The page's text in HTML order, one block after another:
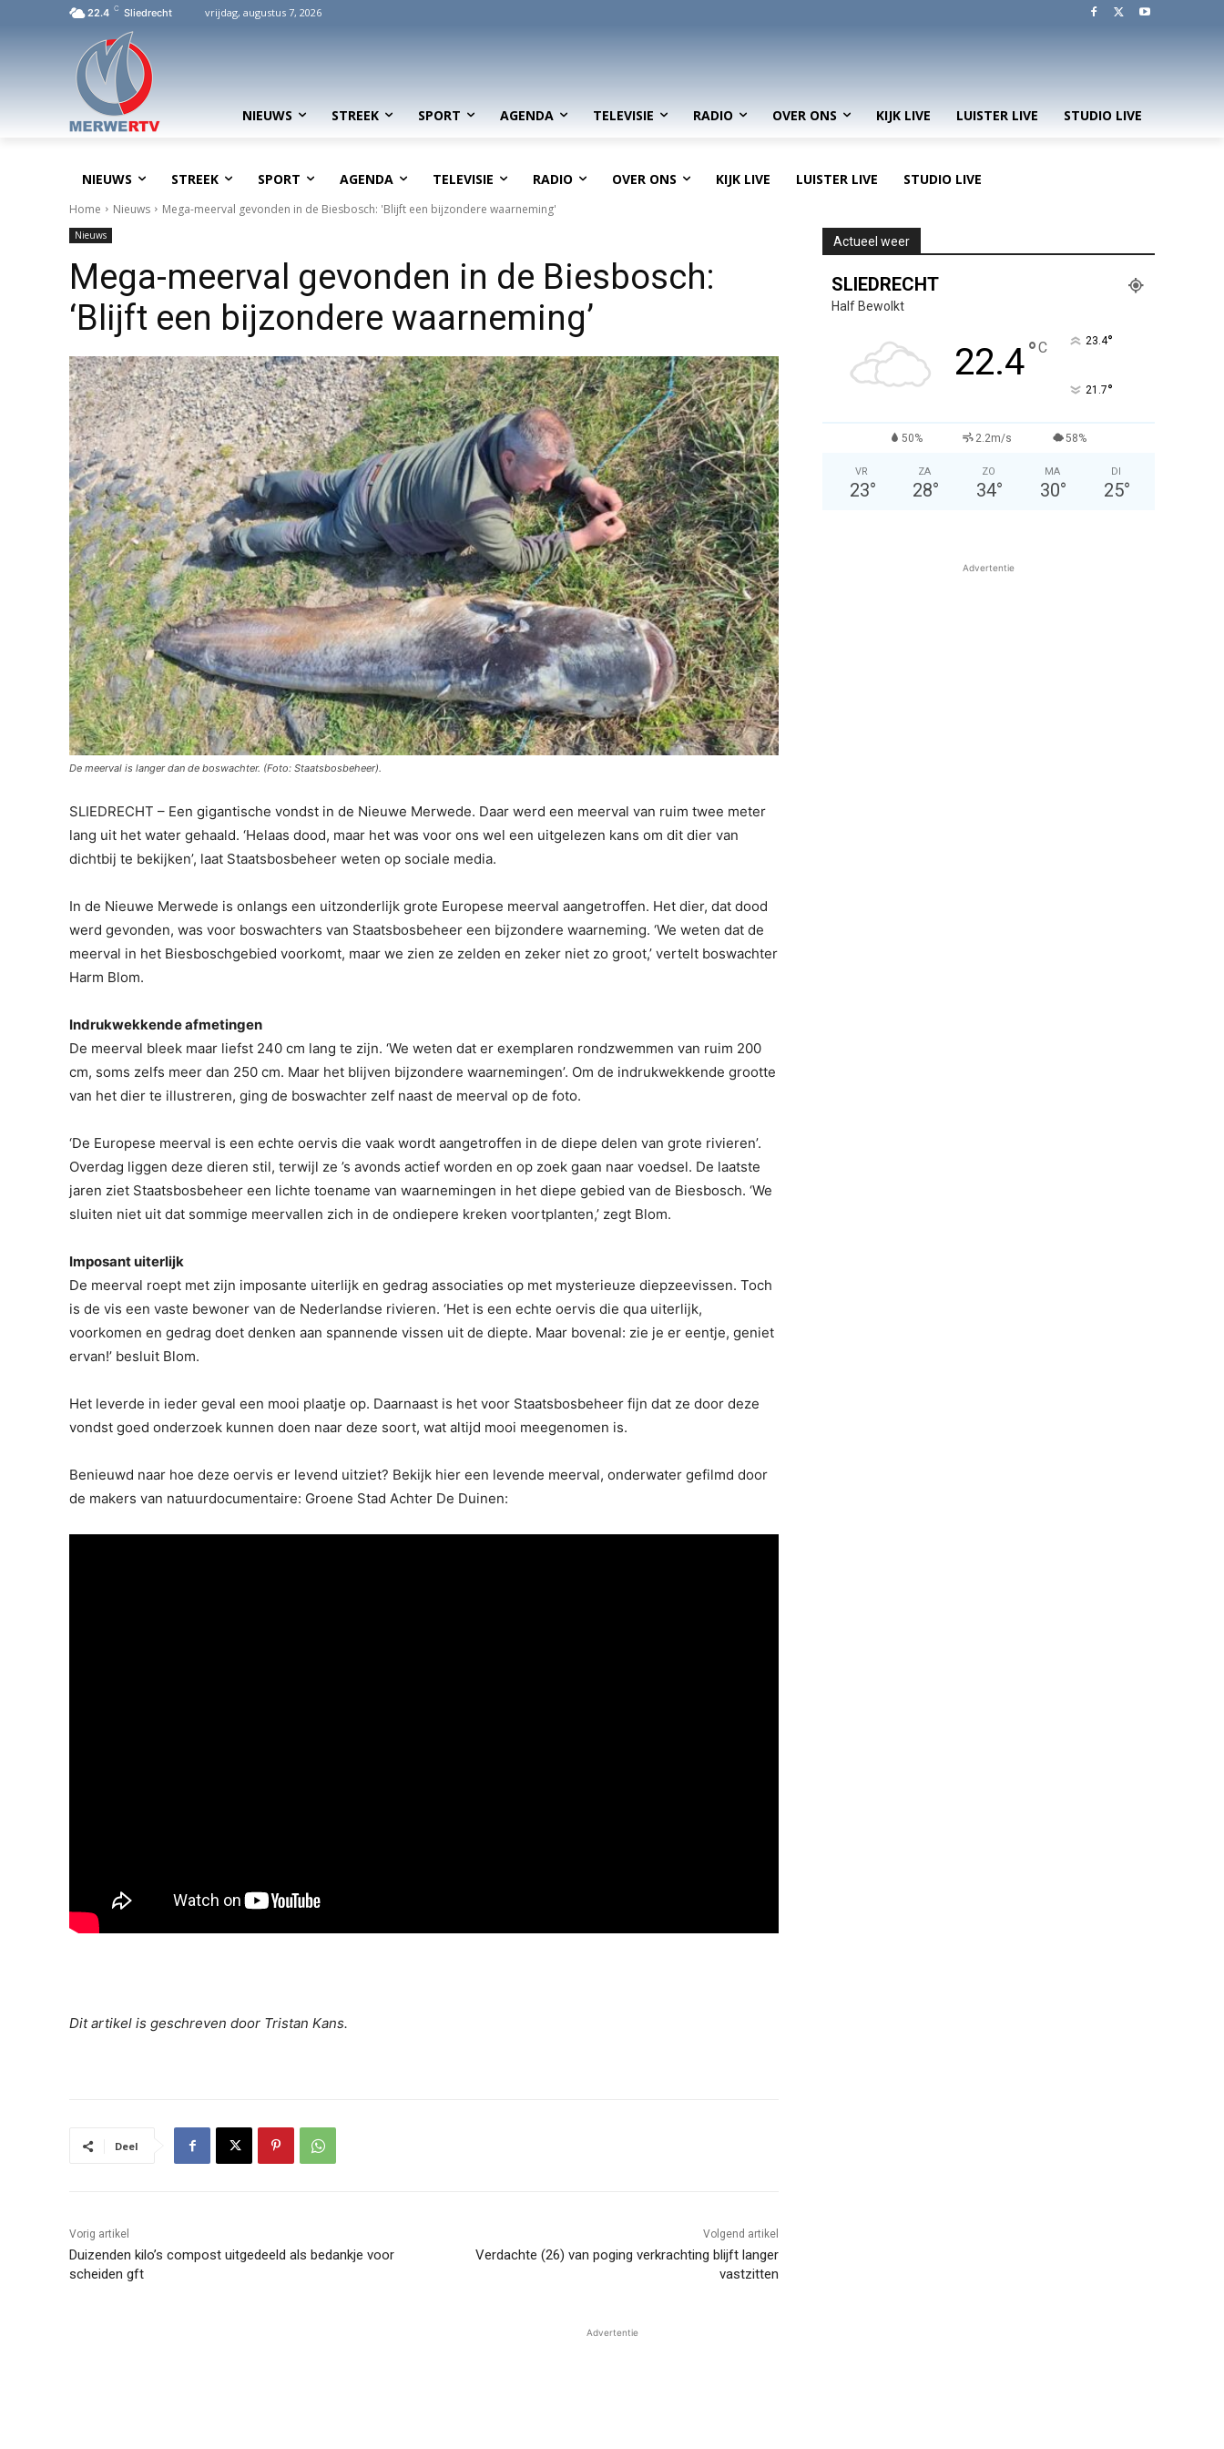
22.4 C Sliedrecht vrijdag, augustus 7, 2026
NIEUWS STREEK SPORT AGENDA TELEVISIE RADIO OVER ONS KIJK LIVE LUISTER LIVE STUDIO LIVE
NIEUWS STREEK SPORT AGENDA TELEVISIE RADIO OVER ONS KIJK LIVE LUISTER LIVE STUDIO LIVE
Home Nieuws Mega-meerval gevonden in de Biesbosch: 'Blijft een bijzondere waarneming'
Nieuws
Mega-meerval gevonden in de Biesbosch:
‘Blijft een bijzondere waarneming’
De meerval is langer dan de boswachter. (Foto: Staatsbosbeheer).
SLIEDRECHT – Een gigantische vondst in de Nieuwe Merwede. Daar werd een meerval van ruim twee meter
lang uit het water gehaald. ‘Helaas dood, maar het was voor ons wel een uitgelezen kans om dit dier van
dichtbij te bekijken’, laat Staatsbosbeheer weten op sociale media.
In de Nieuwe Merwede is onlangs een uitzonderlijk grote Europese meerval aangetroffen. Het dier, dat dood
werd gevonden, was voor boswachters van Staatsbosbeheer een bijzondere waarneming. ‘We weten dat de
meerval in het Biesboschgebied voorkomt, maar we zien ze zelden en zeker niet zo groot,’ vertelt boswachter
Harm Blom.
Indrukwekkende afmetingen
De meerval bleek maar liefst 240 cm lang te zijn. ‘We weten dat er exemplaren rondzwemmen van ruim 200
cm, soms zelfs meer dan 250 cm. Maar het blijven bijzondere waarnemingen’. Om de indrukwekkende grootte
van het dier te illustreren, ging de boswachter zelf naast de meerval op de foto.
‘De Europese meerval is een echte oervis die vaak wordt aangetroffen in de diepe delen van grote rivieren’.
Overdag liggen deze dieren stil, terwijl ze ’s avonds actief worden en op zoek gaan naar voedsel. De laatste
jaren ziet Staatsbosbeheer een lichte toename van waarnemingen in het diepe gebied van de Biesbosch. ‘We
sluiten niet uit dat sommige meervallen zich in de ondiepere kreken voortplanten,’ zegt Blom.
Imposant uiterlijk
De meerval roept met zijn imposante uiterlijk en gedrag associaties op met mysterieuze diepzeevissen. Toch
is de vis een vaste bewoner van de Nederlandse rivieren. ‘Het is een echte oervis die qua uiterlijk,
voorkomen en gedrag doet denken aan spannende vissen uit de diepte. Maar bovenal: zie je er eentje, geniet
ervan!’ besluit Blom.
Het leverde in ieder geval een mooi plaatje op. Daarnaast is het voor Staatsbosbeheer fijn dat ze door deze
vondst goed onderzoek kunnen doen naar deze soort, wat altijd mooi meegenomen is.
Benieuwd naar hoe deze oervis er levend uitziet? Bekijk hier een levende meerval, onderwater gefilmd door
de makers van natuurdocumentaire: Groene Stad Achter De Duinen:
Dit artikel is geschreven door Tristan Kans.
Deel
Vorig artikel
Duizenden kilo’s compost uitgedeeld als bedankje voor
scheiden gft
Volgend artikel
Verdachte (26) van poging verkrachting blijft langer
vastzitten
Actueel weer
SLIEDRECHT
Half Bewolkt
22.4°C 23.4°
21.7°
50% 2.2m/s 58%
VR
23°
ZA
28°
ZO
34°
MA
30°
DI
25°
Advertentie
Advertentie